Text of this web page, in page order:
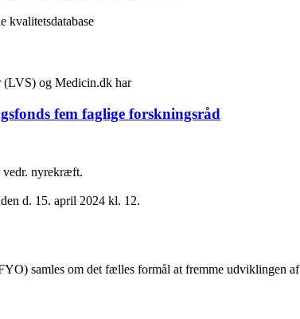
kvalitetsdatabase
(LVS) og Medicin.dk har
fem faglige forskningsråd
vedr. nyrekræft.
d. 15. april 2024 kl. 12.
samles om det fælles formål at fremme udviklingen